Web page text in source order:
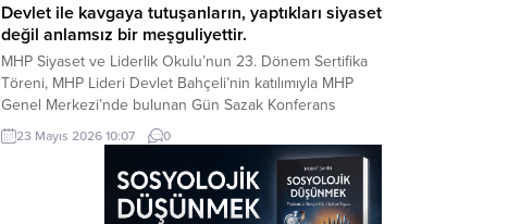
Devlet ile kavgaya tutuşanların, yaptıkları siyaset
değil anlamsız bir meşguliyettir.
MHP Siyaset ve Liderlik Okulu’nun 23. Dönem Sertifika
Töreni, MHP Lideri Devlet Bahçeli’nin katılımıyla MHP
Genel Merkezi’nde bulunan Gün Sazak Konferans
Salonu’nda gerçekleştirildi. Törende konuşan MHP Lideri
Devlet Bahçeli, gündeme ilişkin önemli
değerlendirmelerde bulundu: Değerli Dava
Arkadaşlarım, Muhterem Hanımefendiler, Beyefendiler,
Sertifika Almaya Hak Kazanmış Değerli Kardeşlerim,
23 Mayıs 2026 10:07 0